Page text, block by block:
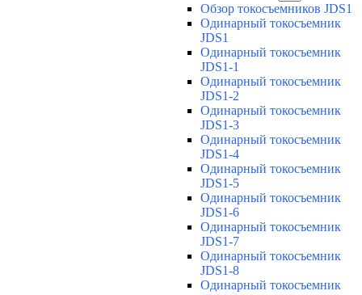
Обзор токосъемников JDS1
Одинарный токосъемник
JDS1
Одинарный токосъемник
JDS1-1
Одинарный токосъемник
JDS1-2
Одинарный токосъемник
JDS1-3
Одинарный токосъемник
JDS1-4
Одинарный токосъемник
JDS1-5
Одинарный токосъемник
JDS1-6
Одинарный токосъемник
JDS1-7
Одинарный токосъемник
JDS1-8
Одинарный токосъемник